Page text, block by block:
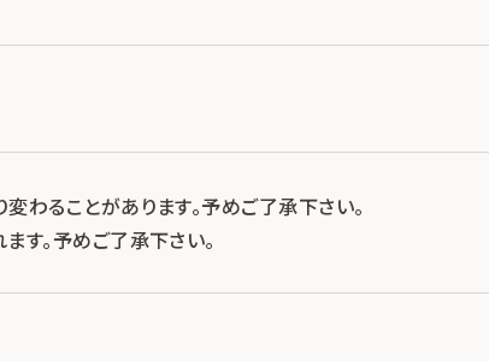
わることがあります。予めご了承下さい。
す。予めご了承下さい。